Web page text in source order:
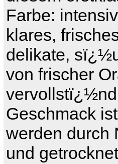
Farbe:
klares,
delikate,
von frischer
Geschmack
werden durch
und